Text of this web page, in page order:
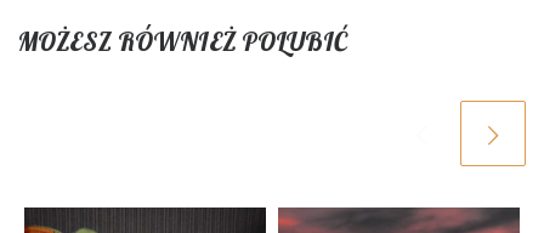
MOŻESZ RÓWNIEŻ POLUBIĆ